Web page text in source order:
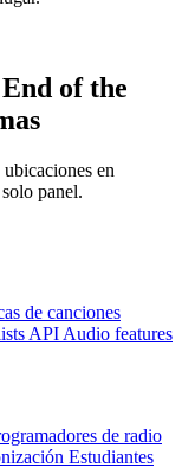
of the
en
panel.
de canciones
API Audio features
de radio
Estudiantes